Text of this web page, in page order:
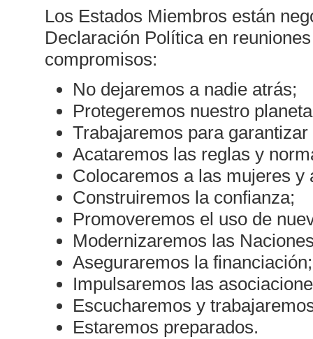
Los Estados Miembros están
Declaración Política en
compromisos:
No dejaremos a nadie atrás;
Protegeremos nuestro
Trabajaremos para
Acataremos las reglas y
Colocaremos a las mujeres y
Construiremos la confianza;
Promoveremos el uso de
Modernizaremos las
Aseguraremos la financiación;
Impulsaremos las
Escucharemos y
Estaremos preparados.